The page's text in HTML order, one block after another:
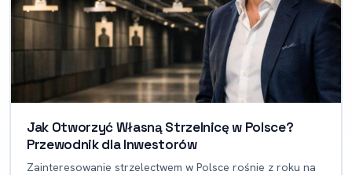
Jak Otworzyć Własną Strzelnicę w Polsce?
Przewodnik dla Inwestorów
Zainteresowanie strzelectwem w Polsce rośnie z roku na